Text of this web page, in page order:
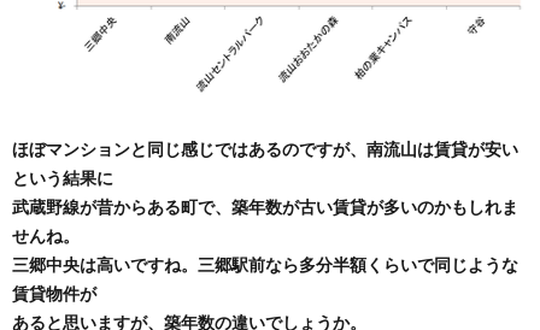
ほぼマンションと同じ感じではあるのですが、南流山は賃貸が安い
という結果に
武蔵野線が昔からある町で、築年数が古い賃貸が多いのかもしれま
せんね。
三郷中央は高いですね。三郷駅前なら多分半額くらいで同じような
賃貸物件が
あると思いますが、築年数の違いでしょうか。